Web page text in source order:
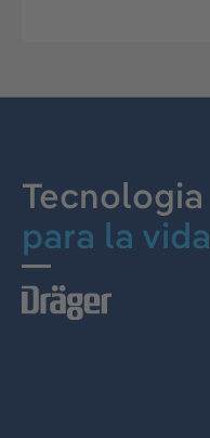
Tecnologia
para la vida